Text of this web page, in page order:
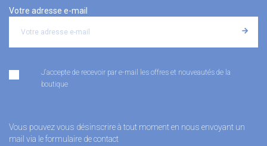
Votre adresse e-mail
J'accepte de recevoir par e-mail les offres et nouveautés de la
boutique
Vous pouvez vous désinscrire à tout moment en nous envoyant un
mail via le formulaire de contact